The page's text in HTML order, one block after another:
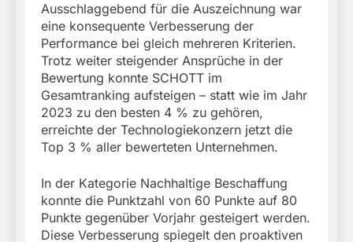
Ausschlaggebend für die Auszeichnung war
eine konsequente Verbesserung der
Performance bei gleich mehreren Kriterien.
Trotz weiter steigender Ansprüche in der
Bewertung konnte SCHOTT im
Gesamtranking aufsteigen – statt wie im Jahr
2023 zu den besten 4 % zu gehören,
erreichte der Technologiekonzern jetzt die
Top 3 % aller bewerteten Unternehmen.
In der Kategorie Nachhaltige Beschaffung
konnte die Punktzahl von 60 Punkte auf 80
Punkte gegenüber Vorjahr gesteigert werden.
Diese Verbesserung spiegelt den proaktiven